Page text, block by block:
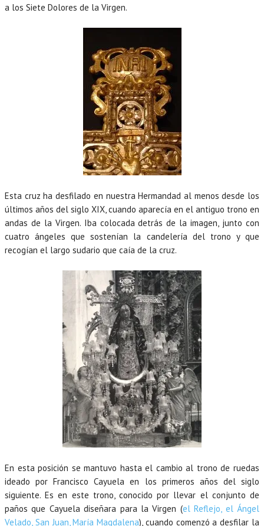
a los Siete Dolores de la Virgen.
Esta cruz ha desfilado en nuestra Hermandad al menos desde los
últimos años del siglo XIX, cuando aparecía en el antiguo trono en
andas de la Virgen. Iba colocada detrás de la imagen, junto con
cuatro ángeles que sostenían la candelería del trono y que
recogían el largo sudario que caía de la cruz.
En esta posición se mantuvo hasta el cambio al trono de ruedas
ideado por Francisco Cayuela en los primeros años del siglo
siguiente. Es en este trono, conocido por llevar el conjunto de
paños que Cayuela diseñara para la Virgen (el Reflejo, el Ángel
Velado, San Juan, María Magdalena), cuando comenzó a desfilar la